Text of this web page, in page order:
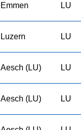
Emmen LU
Luzern LU
Aesch (LU) LU
Aesch (LU) LU